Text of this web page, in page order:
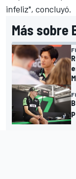
infeliz", concluyó.
Más sobre